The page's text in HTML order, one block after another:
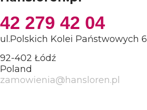
42 279 42 04
ul.Polskich Kolei Państwowych 6
92-402 Łódź
Poland
zamowienia@hansloren.pl